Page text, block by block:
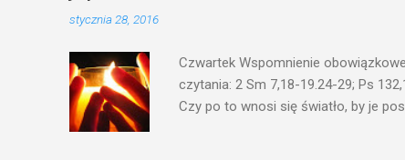
stycznia 28, 2016
Czwartek Wspomnienie
czytania: 2 Sm 7,18-19.24-29; Ps
Czy po to wnosi się światło, by je
niechaj słucha. I mówił im: